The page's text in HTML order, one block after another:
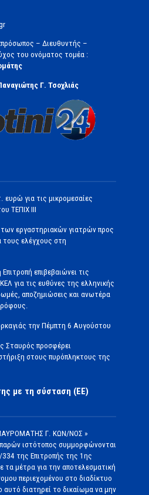
– Διευθυντής –
του ονόματος τομέα :
Γ. Τσοχλιάς
ευρώ για τις μικρομεσαίες
ΤΕΠΙΧ ΙΙΙ
εργαστηριακών γιατρών προς
τους ελέγχους στη
επιβεβαιώνει τις
για τις ευθύνες της ελληνικής
αποζημιώσεις και ανωτέρα
την Πέμπτη 6 Αυγούστου
Σταυρός προσφέρει
στους πυρόπληκτους της
με τη σύσταση (ΕΕ)
Γ. ΚΩΝ/ΝΟΣ »
παρών ιστότοπος συμμορφώνονται
της Επιτροπής της 1ης
τα μέτρα για την αποτελεσματική
περιεχομένου στο διαδίκτυο
αυτό διατηρεί το δικαίωμα να μην